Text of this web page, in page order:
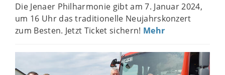
Die Jenaer Philharmonie gibt am 7. Januar 2024,
um 16 Uhr das traditionelle Neujahrskonzert
zum Besten. Jetzt Ticket sichern! Mehr